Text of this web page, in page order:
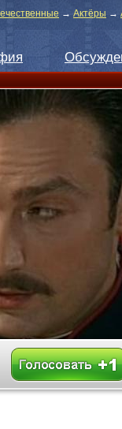
→ Актёры →